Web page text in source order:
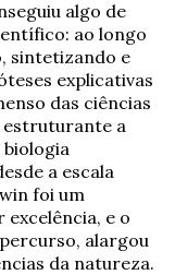
algo de
ao longo
sintetizando e
explicativas
das ciências
estruturante a
biologia
a escala
foi um
e o
alargou
da natureza.